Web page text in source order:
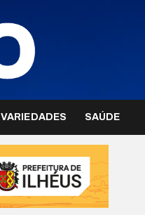
VARIEDADES SAÚDE